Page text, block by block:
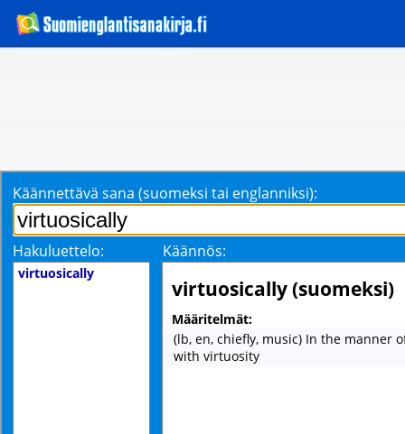
Käännettävä sana (suomeksi tai englanniksi):
Hakuluettelo: Käännös:
virtuosically
virtuosically (suomeksi)
Määritelmät:
(lb, en, chiefly, music) In the manner
with virtuosity